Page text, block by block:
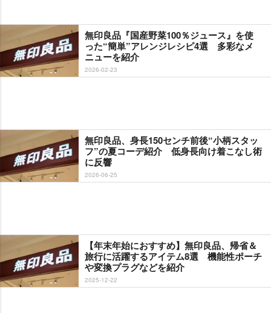
無印良品『国産野菜100％ジュース』を使
った“簡単”アレンジレシピ4選 多彩なメ
ニューを紹介
2026-02-23
無印良品、身長150センチ前後“小柄スタッ
フ”の夏コーデ紹介 低身長向け着こなし術
に反響
2026-06-25
【年末年始におすすめ】無印良品、帰省＆
旅行に活躍するアイテム8選 機能性ポーチ
変換プラグなどを紹介
2025-12-22